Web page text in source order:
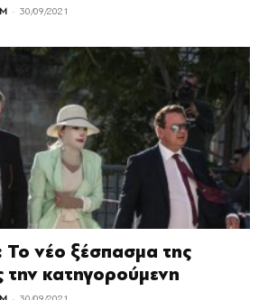
- 30/09/2021
Το νέο ξέσπασμα της
την κατηγορούμενη